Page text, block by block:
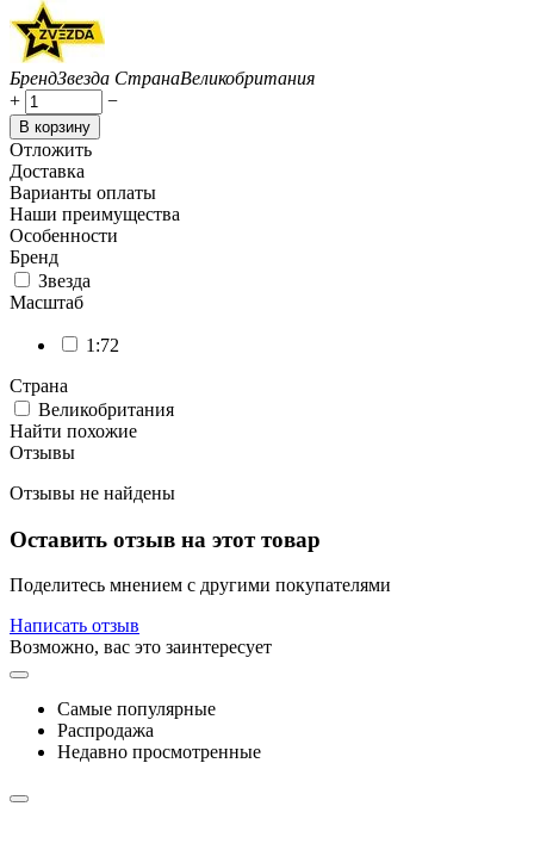
БрендЗвезда СтранаВеликобритания
+
−
В корзину
Отложить
Доставка
Варианты оплаты
Наши преимущества
Особенности
Бренд
Звезда
Масштаб
1:72
Страна
Великобритания
Найти похожие
Отзывы
Отзывы не найдены
Оставить отзыв на этот товар
Поделитесь мнением с другими покупателями
Написать отзыв
Возможно, вас это заинтересует
Самые популярные
Распродажа
Недавно просмотренные